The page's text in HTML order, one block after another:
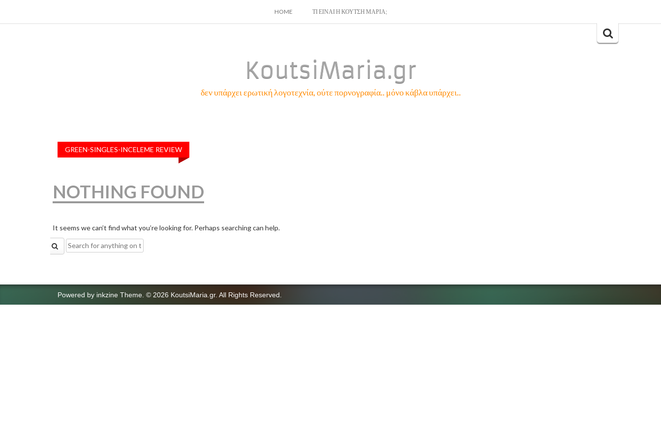
SKIP
HOME ΤΙ ΕΙΝΑΙ Η ΚΟΥΤΣΗ ΜΑΡΙΑ;
Search
KoutsiMaria.gr
δεν υπάρχει ερωτική λογοτεχνία, ούτε πορνογραφία.. μόνο κάβλα υπάρχει..
GREEN-SINGLES-INCELEME REVIEW
NOTHING FOUND
It seems we can’t find what you’re looking for. Perhaps searching can help.
Search
for:
Powered by inkzine Theme © 2026 KoutsiMaria.gr. All Rights Reserved.